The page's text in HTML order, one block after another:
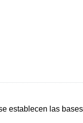
establecen las bases